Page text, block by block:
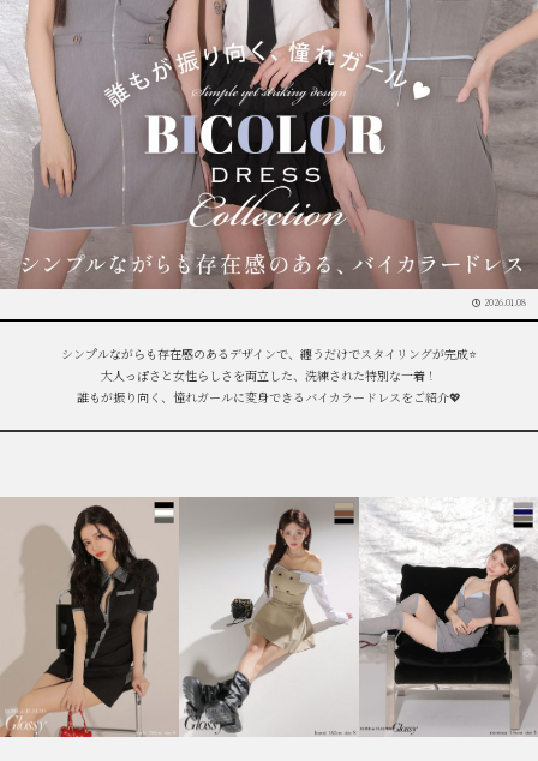
2026.01.08
シンプルながらも存在感のあるデザインで、纏うだけでスタイリングが完成⭐️
大人っぽさと女性らしさを両立した、洗練された特別な一着！
誰もが振り向く、憧れガールに変身できるバイカラードレスをご紹介💖